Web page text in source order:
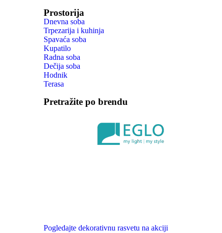
Prostorija
Dnevna soba
Trpezarija i kuhinja
Spavaća soba
Kupatilo
Radna soba
Dečija soba
Hodnik
Terasa
Pretražite po brendu
Pogledajte dekorativnu rasvetu na akciji